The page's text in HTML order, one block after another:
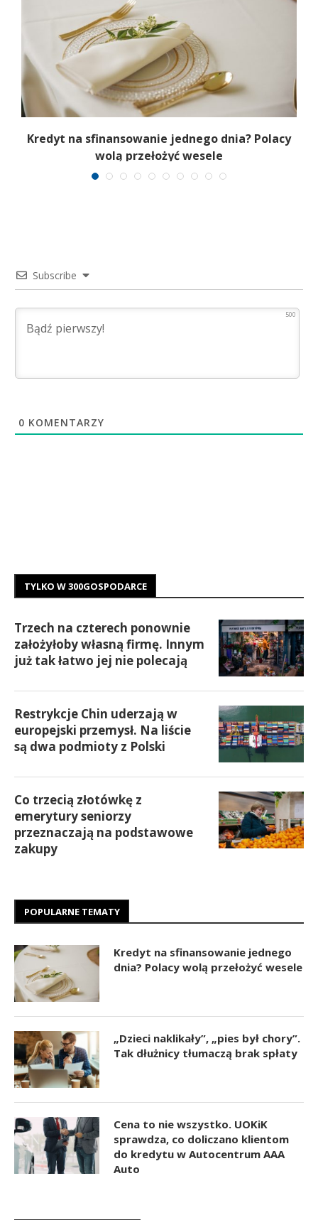
Kredyt na sfinansowanie jednego dnia? Polacy
wolą przełożyć wesele
Subscribe
500
0 KOMENTARZY
TYLKO W 300GOSPODARCE
Trzech na czterech ponownie
założyłoby własną firmę. Innym
już tak łatwo jej nie polecają
Restrykcje Chin uderzają w
europejski przemysł. Na liście
są dwa podmioty z Polski
Co trzecią złotówkę z
emerytury seniorzy
przeznaczają na podstawowe
zakupy
POPULARNE TEMATY
Kredyt na sfinansowanie jednego
dnia? Polacy wolą przełożyć wesele
„Dzieci naklikały”, „pies był chory”.
Tak dłużnicy tłumaczą brak spłaty
Cena to nie wszystko. UOKiK
sprawdza, co doliczano klientom
do kredytu w Autocentrum AAA
Auto